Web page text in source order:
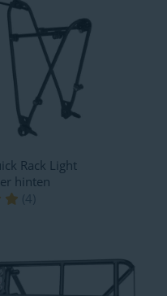
Rack Light
hinten
(4